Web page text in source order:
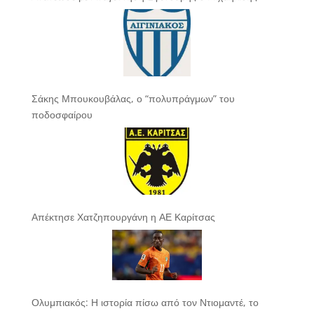
Σάκης Μπουκουβάλας, ο “πολυπράγμων” του
ποδοσφαίρου
Απέκτησε Χατζηπουργάνη η ΑΕ Καρίτσας
Ολυμπιακός: Η ιστορία πίσω από τον Ντιομαντέ, το